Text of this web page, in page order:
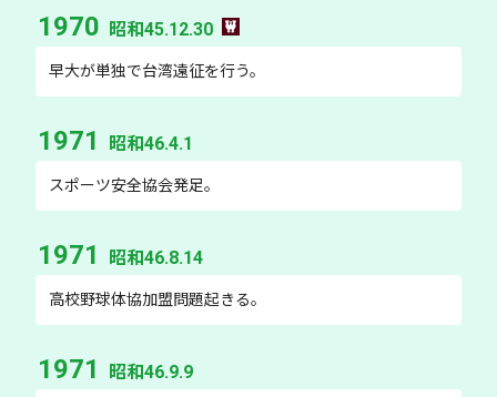
1970 昭和45.12.30
早大が単独で台湾遠征を行う。
1971 昭和46.4.1
スポーツ安全協会発足。
1971 昭和46.8.14
高校野球体協加盟問題起きる。
1971 昭和46.9.9